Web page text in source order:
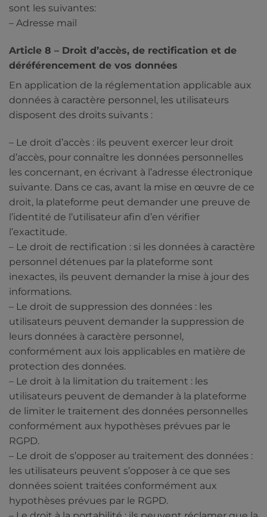
sont les suivantes:
– Adresse mail
Article 8 – Droit d’accès, de rectification et de
déréférencement de vos données
En application de la réglementation applicable aux
données à caractère personnel, les utilisateurs
disposent des droits suivants :
– Le droit d’accès : ils peuvent exercer leur droit
d’accès, pour connaître les données personnelles
les concernant, en écrivant à l’adresse électronique
suivante. Dans ce cas, avant la mise en œuvre de ce
droit, la plateforme peut demander une preuve de
l’identité de l’utilisateur afin d’en vérifier
l’exactitude.
– Le droit de rectification : si les données à caractère
personnel détenues par la plateforme sont
inexactes, ils peuvent demander la mise à jour des
informations.
– Le droit de suppression des données : les
utilisateurs peuvent demander la suppression de
leurs données à caractère personnel,
conformément aux lois applicables en matière de
protection des données.
– Le droit à la limitation du traitement : les
utilisateurs peuvent de demander à la plateforme
de limiter le traitement des données personnelles
conformément aux hypothèses prévues par le
RGPD.
– Le droit de s’opposer au traitement des données :
les utilisateurs peuvent s’opposer à ce que ses
données soient traitées conformément aux
hypothèses prévues par le RGPD.